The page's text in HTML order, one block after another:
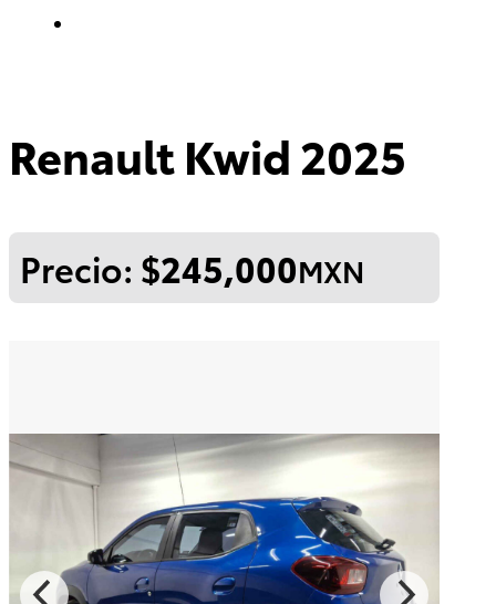
Tundra
2026
DESDE
Renault Kwid 2025
Precio: $245,000MXN